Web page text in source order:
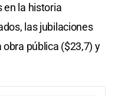
en la historia
las jubilaciones
pública ($23,7) y